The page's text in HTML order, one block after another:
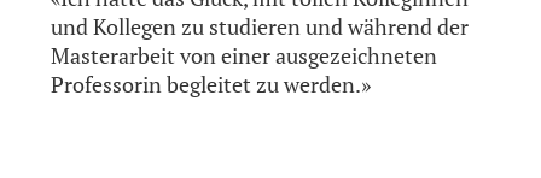
und Kollegen zu studieren und während der
Masterarbeit von einer ausgezeichneten
Professorin begleitet zu werden.»